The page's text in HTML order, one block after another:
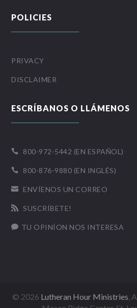
POLICIES
PRIVACY
DISCLAIMER
ESCRÍBANOS O LLÁMENOS
 800-972-5442 (EN ESPAÑOL)
 800-876-9880 (EN INGLÉS)
 ENVÍENOS UN CORREO
 SUSCRÍBETE!
 TU OPINÍON NOS INTERESA
© 2026 Lutheran Hour Ministries,